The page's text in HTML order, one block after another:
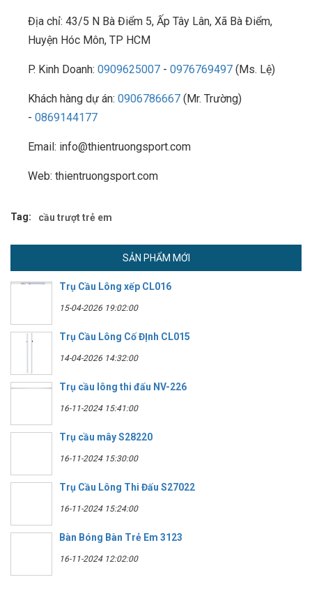
Địa chỉ: 43/5 N Bà Điểm 5, Ấp Tây Lân, Xã Bà Điểm,
Huyện Hóc Môn, TP HCM
P. Kinh Doanh: 0909625007 - 0976769497 (Ms. Lệ)
Khách hàng dự án: 0906786667 (Mr. Trường)
- 0869144177
Email: info@thientruongsport.com
Web: thientruongsport.com
Tag: cầu trượt trẻ em
SẢN PHẨM MỚI
Trụ Cầu Lông xếp CL016
15-04-2026 19:02:00
Trụ Cầu Lông Cố ĐỊnh CL015
14-04-2026 14:32:00
Trụ cầu lông thi đấu NV-226
16-11-2024 15:41:00
Trụ cầu mây S28220
16-11-2024 15:30:00
Trụ Cầu Lông Thi Đấu S27022
16-11-2024 15:24:00
Bàn Bóng Bàn Trẻ Em 3123
16-11-2024 12:02:00